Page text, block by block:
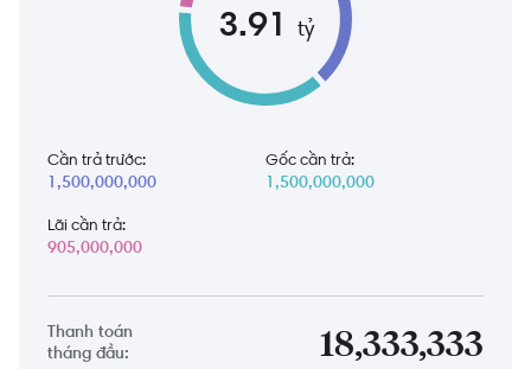
3.91 tỷ
Cần trả trước:
1,500,000,000
Gốc cần trả:
1,500,000,000
Lãi cần trả:
905,000,000
Thanh toán
tháng đầu:
18,333,333